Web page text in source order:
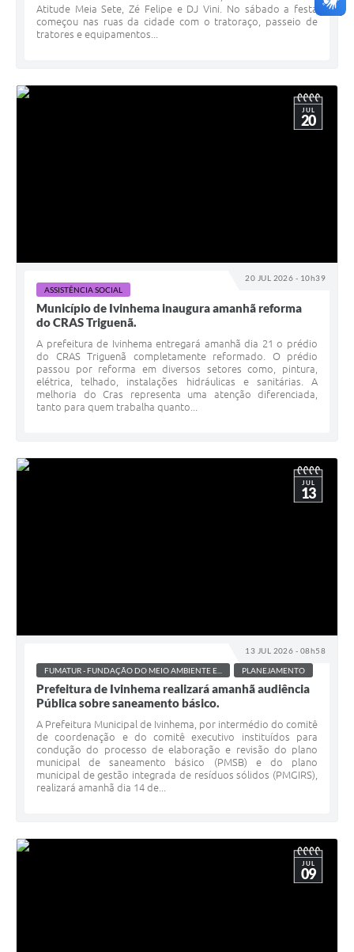
Atitude Meia Sete, Zé Felipe e DJ Vini. No sábado a festa
começou nas ruas da cidade com o tratoraço, passeio de
tratores e equipamentos...
20 JUL 2026 - 10h39
JUL
20
ASSISTÊNCIA SOCIAL
Município de Ivinhema inaugura amanhã reforma
do CRAS Triguenã.
A prefeitura de Ivinhema entregará amanhã dia 21 o prédio
do CRAS Triguenã completamente reformado. O prédio
passou por reforma em diversos setores como, pintura,
elétrica, telhado, instalações hidráulicas e sanitárias. A
melhoria do Cras representa uma atenção diferenciada,
tanto para quem trabalha quanto...
13 JUL 2026 - 08h58
JUL
13
FUMATUR - FUNDAÇÃO DO MEIO AMBIENTE E... PLANEJAMENTO
Prefeitura de Ivinhema realizará amanhã audiência
Pública sobre saneamento básico.
A Prefeitura Municipal de Ivinhema, por intermédio do comitê
de coordenação e do comitê executivo instituídos para
condução do processo de elaboração e revisão do plano
municipal de saneamento básico (PMSB) e do plano
municipal de gestão integrada de resíduos sólidos (PMGIRS),
realizará amanhã dia 14 de...
JUL
09